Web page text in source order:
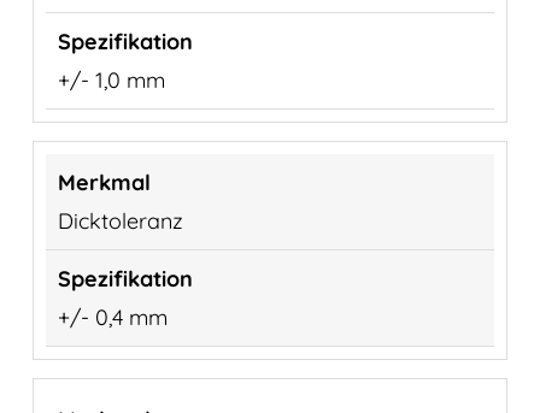
+/- 1,0 mm
Dicktoleranz
+/- 0,4 mm